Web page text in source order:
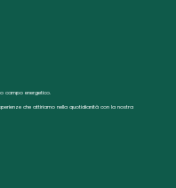
campo energetico.
che attiriamo nella quotidianità con la nostra